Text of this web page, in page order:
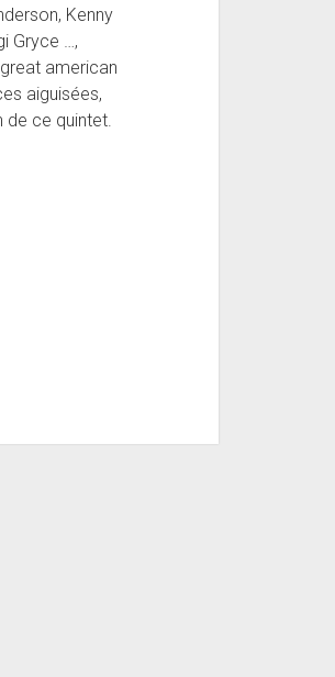
Kenny
Gryce …,
american
aiguisées,
de ce quintet.